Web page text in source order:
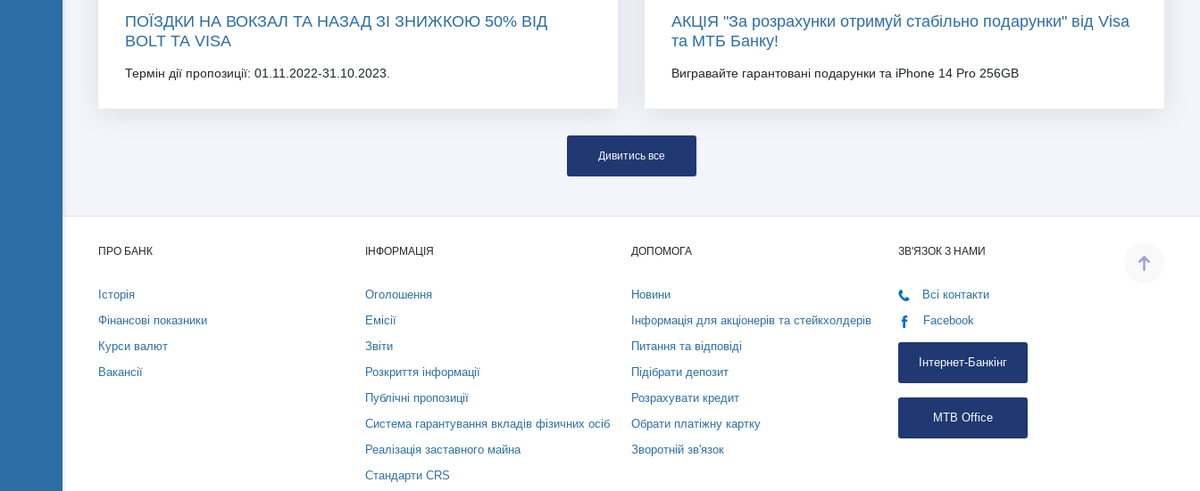
ПОЇЗДКИ НА ВОКЗАЛ ТА НАЗАД ЗІ ЗНИЖКОЮ 50% ВІД
BOLT ТА VISA
Термін дії пропозиції: 01.11.2022-31.10.2023.
АКЦІЯ "За розрахунки отримуй стабільно подарунки" від Visa
та МТБ Банку!
Вигравайте гарантовані подарунки та iPhone 14 Pro 256GB
Дивитись все
ПРО БАНК
Історія
Фінансові показники
Курси валют
Вакансії
ІНФОРМАЦІЯ
Оголошення
Емісії
Звіти
Розкриття інформації
Публічні пропозиції
Система гарантування вкладів фізичних осіб
Реалізація заставного майна
Стандарти СRS
ДОПОМОГА
Новини
Інформація для акціонерів та стейкхолдерів
Питання та відповіді
Підібрати депозит
Розрахувати кредит
Обрати платіжну картку
Зворотній зв'язок
ЗВ'ЯЗОК З НАМИ
Всі контакти
Facebook
Інтернет-Банкінг
MTB Office